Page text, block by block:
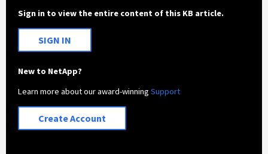
Sign in to view the entire content of this KB article.
SIGN IN
New to NetApp?
Learn more about our award-winningSupport
Create Account